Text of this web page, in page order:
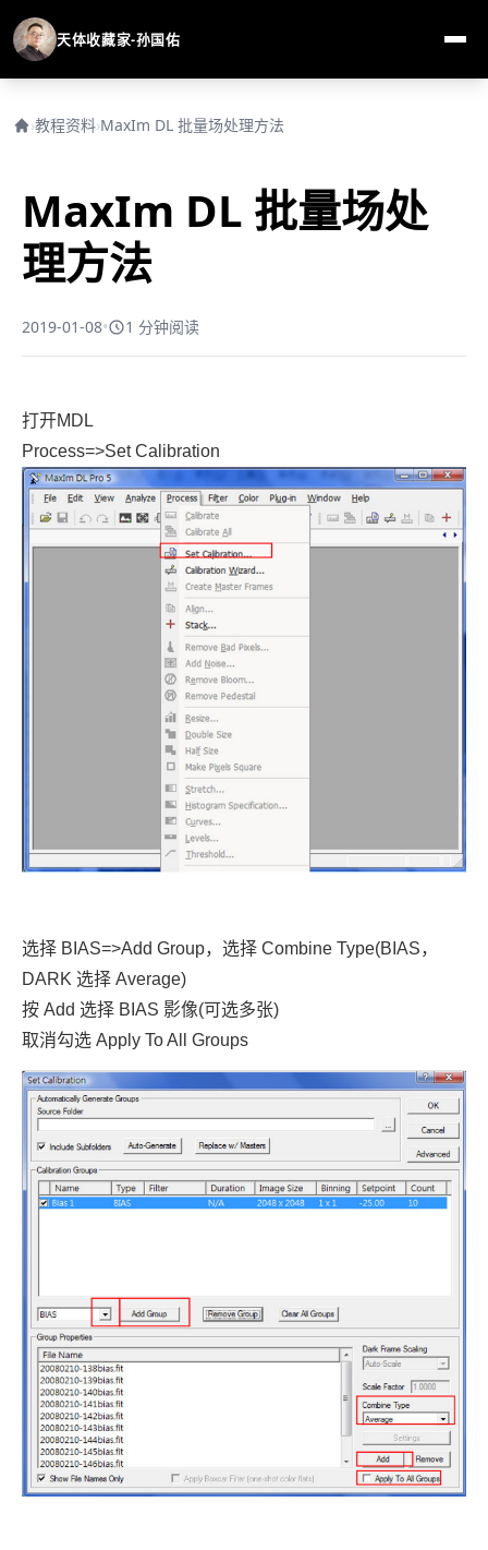
天体收藏家-孙国佑
›教程资料›MaxIm DL 批量场处理方法
MaxIm DL 批量场处
理方法
2019-01-08• 1 分钟阅读
打开MDL
Process=>Set Calibration
选择 BIAS=>Add Group，选择 Combine Type(BIAS，
DARK 选择 Average)
按 Add 选择 BIAS 影像(可选多张)
取消勾选 Apply To All Groups